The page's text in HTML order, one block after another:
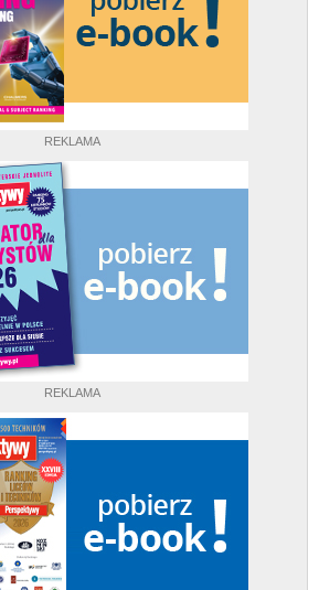
REKLAMA
REKLAMA